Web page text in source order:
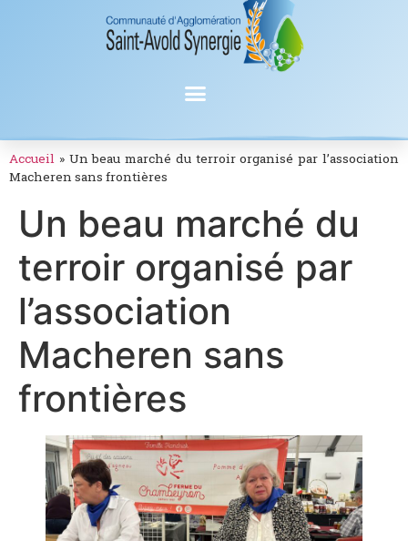
Accueil » Un beau marché du terroir organisé par l’association
Macheren sans frontières
Un beau marché du
terroir organisé par
l’association
Macheren sans
frontières